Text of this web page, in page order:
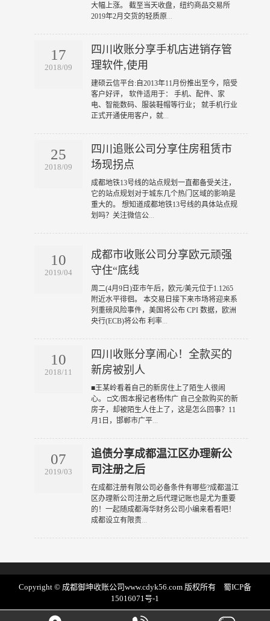
大幅上涨。 截至当天收盘，纽约商品交易所
2019年2月交货的轻质原...
17
2018/09
四川收账分享手机店进销存管
理软件,使用
​建硕云信平台:自2013年11月份推出至今，陪受
客户好评， 软件适用于： 手机、配件、家
电、智能数码、服装鞋帽等行业； 就手机行业
正式开通使用客户，就...
25
2018/09
四川追账公司分享住房租赁市
场现拐点
​成都地铁13号线的站点规划一直都备受关注，
它的站点规划对于城东几个热门区域的影响是
重大的。 想知道成都地铁13号线的具体站点规
划吗？关注微信公...
10
2019/04
成都市收账公司分享欧元顽强
守住“底线
​周二(4月9日)亚市午后，欧元/美元位于1.1265
附近水平徘徊。 本交易日接下来市场将迎来系
列重磅风险事件，美国将公布 CPI 数据，欧洲
央行(ECB)将公布 利率...
10
2018/11
四川收账分享闹心！全款买的
新房被别人
​■王某岭看着自己的新房住上了陌生人很闹
心。 □文/图本报记者杨伟广 自己全款购买的新
房子，却被陌生人住上了，这是怎么回事？11
月1日，邯郸市广平...
07
2019/03
追债分享成都温江区办理新公
司注册之后
​在成都注册有限公司必备条件有哪些?成都温江
区办理新公司注册之后代理记账也是尤为重要
的！一起随成都海华财务公司小编来看看吧！
成都设立有限责...
Copyright © 成都御坤收账公司www.cdyk56.com 版权所有 蜀ICP备
15016071号-1